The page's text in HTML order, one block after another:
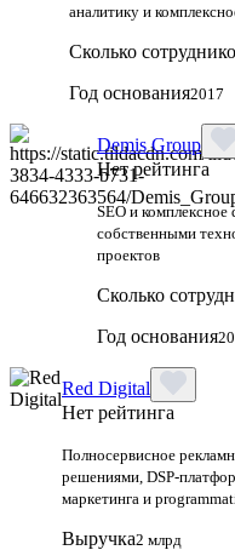
аналитику и
Сколько
Год основания2017
Demis Group
Нет рейтинга
SEO и
собственными
проектов
Сколько
Год основания
Red Digital
Нет рейтинга
Полносервисное
решениями, DSP-
маркетинга и
Выручка2 млрд